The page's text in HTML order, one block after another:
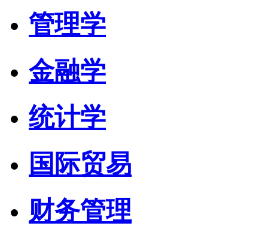
管理学
金融学
统计学
国际贸易
财务管理